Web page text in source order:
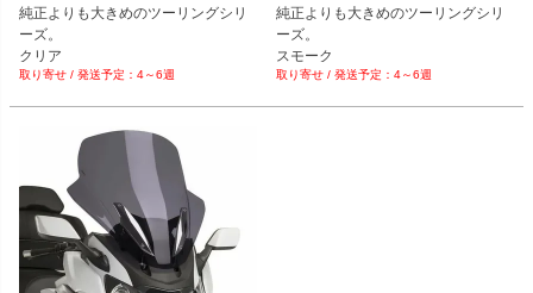
純正よりも大きめのツーリングシリ
ーズ。
クリア
4～6週
純正よりも大きめのツーリングシリ
ーズ。
スモーク
4～6週